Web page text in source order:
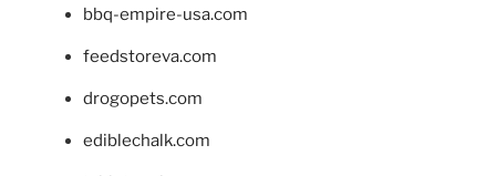
bbq-empire-usa.com
feedstoreva.com
drogopets.com
ediblechalk.com